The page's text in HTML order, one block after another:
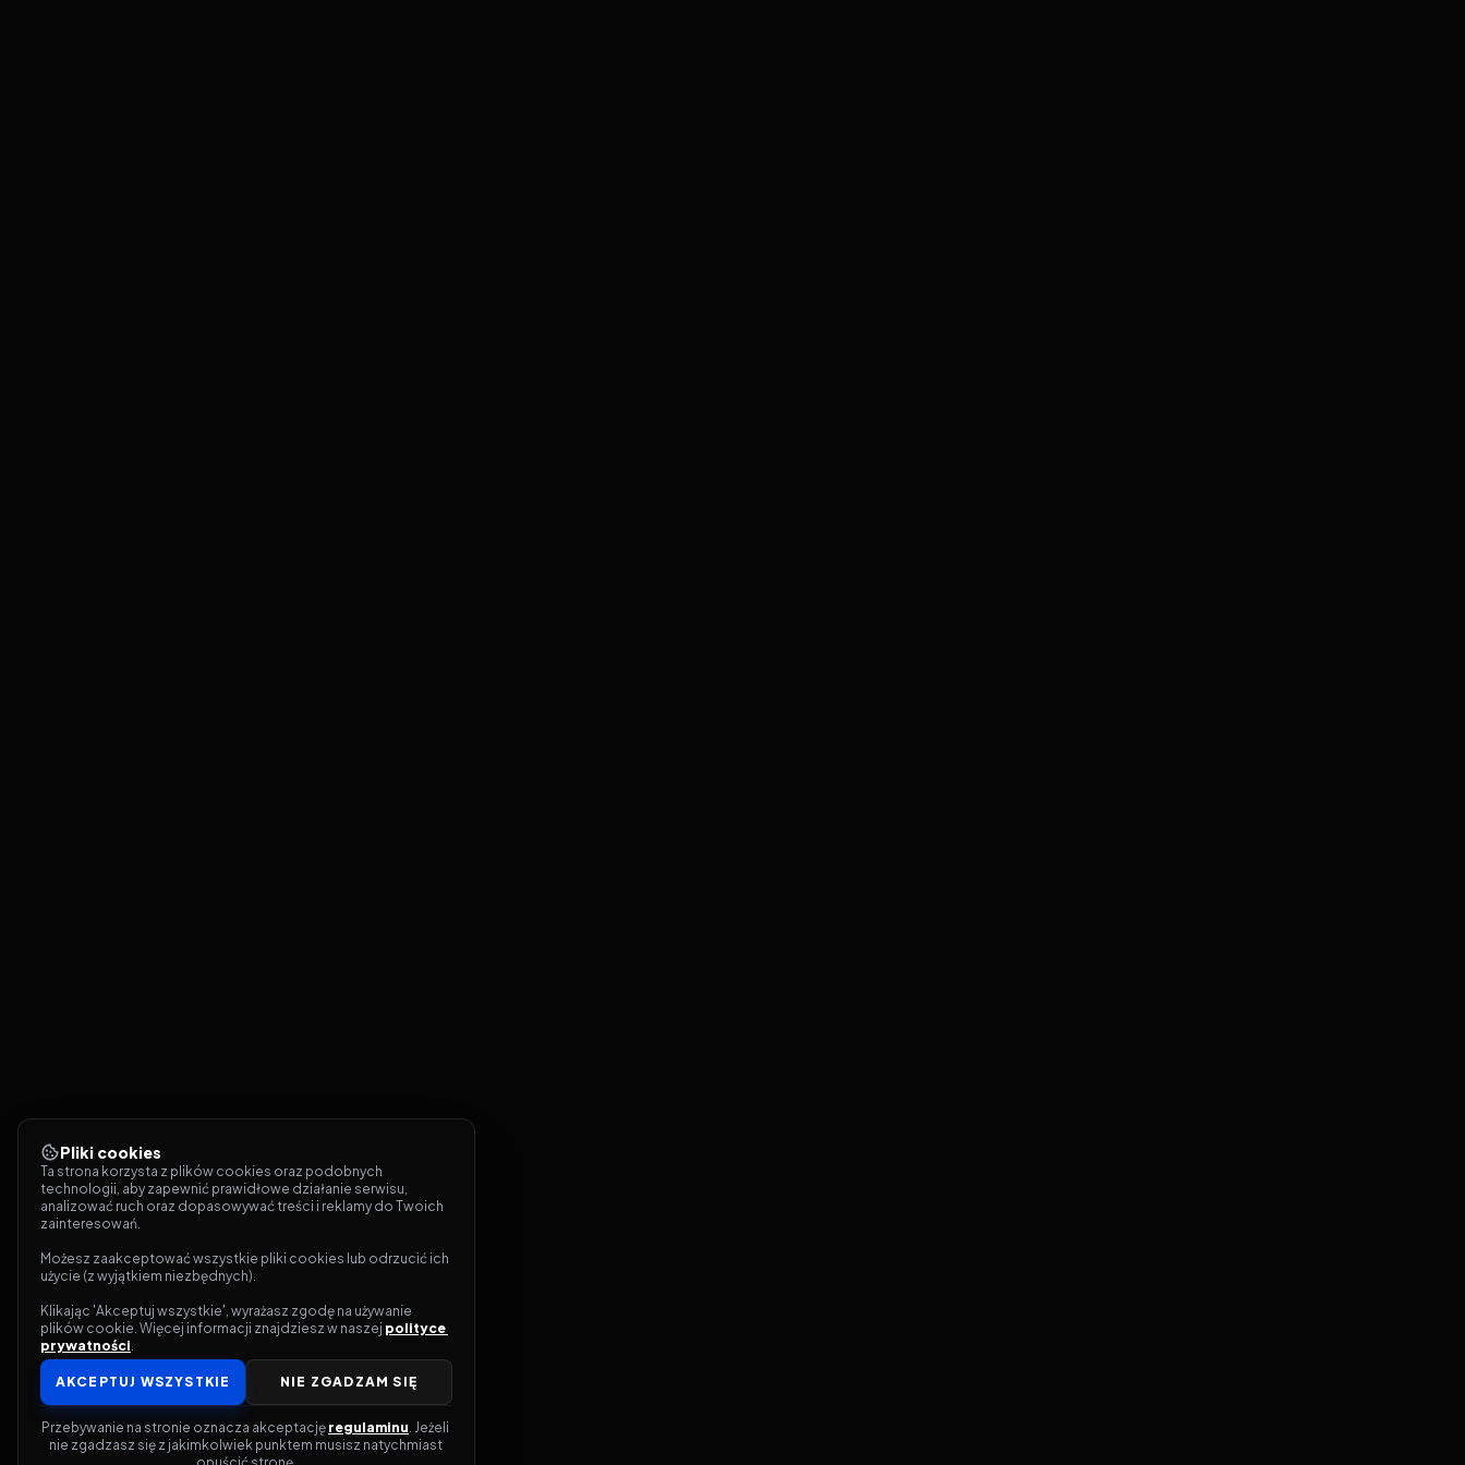
Pliki cookies
Ta strona korzysta z plików cookies oraz podobnych
technologii, aby zapewnić prawidłowe działanie serwisu,
analizować ruch oraz dopasowywać treści i reklamy do Twoich
zainteresowań.
Możesz zaakceptować wszystkie pliki cookies lub odrzucić ich
użycie (z wyjątkiem niezbędnych).
Klikając 'Akceptuj wszystkie', wyrażasz zgodę na używanie
plików cookie. Więcej informacji znajdziesz w naszej polityce
prywatności.
AKCEPTUJ WSZYSTKIE NIE ZGADZAM SIĘ
Przebywanie na stronie oznacza akceptację regulaminu. Jeżeli
nie zgadzasz się z jakimkolwiek punktem musisz natychmiast